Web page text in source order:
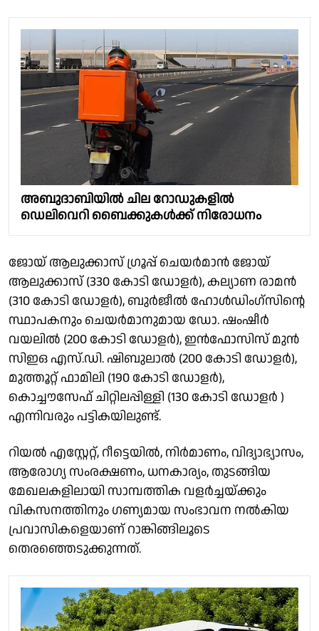
അബുദാബിയില്‍ ചില റോഡുകളില്‍
ഡെലിവെറി ബൈക്കുകള്‍ക്ക് നിരോധനം
ജോയ് ആലുക്കാസ് ഗ്രൂപ്പ് ചെയർമാൻ ജോയ്
ആലുക്കാസ് (330 കോടി ഡോളർ), കല്യാണ രാമൻ
(310 കോടി ഡോളർ), ബുർജീൽ ഹോൾഡിംഗ്‌സിൻ്റെ
സ്ഥാപകനും ചെയർമാനുമായ ഡോ. ഷംഷീർ
വയലിൽ (200 കോടി ഡോളർ), ഇൻഫോസിസ് മുൻ
സിഇഒ എസ്.ഡി. ഷിബുലാൽ (200 കോടി ഡോളർ),
മുത്തൂറ്റ് ഫാമിലി (190 കോടി ഡോളർ),
കൊച്ചൗസേഫ് ചിറ്റിലപ്പിള്ളി (130 കോടി ഡോളർ )
എന്നിവരും പട്ടികയിലുണ്ട്.
റിയൽ എസ്റ്റേറ്റ്, റീട്ടെയിൽ, നിർമാണം, വിദ്യാഭ്യാസം,
ആരോഗ്യ സംരക്ഷണം, ധനകാര്യം, തുടങ്ങിയ
മേഖലകളിലായി സാമ്പത്തിക വളർച്ചയ്ക്കും
വികസനത്തിനും ഗണ്യമായ സംഭാവന നൽകിയ
പ്രവാസികളെയാണ് റാങ്കിങ്ങിലൂടെ
തെരഞ്ഞെടുക്കുന്നത്.